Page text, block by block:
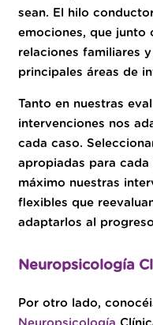
sean. El hilo
emociones, que junto
relaciones familiares
principales áreas de
Tanto en nuestras
intervenciones nos
cada caso.
apropiadas para
máximo nuestras
flexibles que
adaptarlos al
Neuropsicología
Por otro lado,